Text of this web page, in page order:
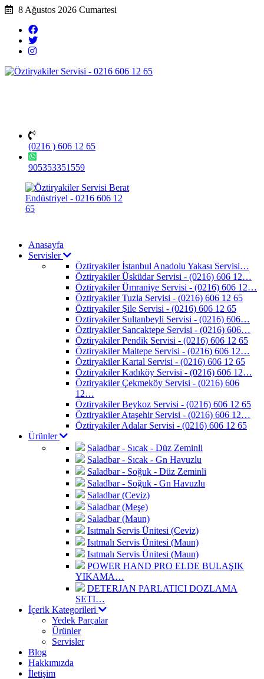
8 Ağustos 2026 Cumartesi
(0216 ) 606 12 65
905353351559
Anasayfa
Servisler
Öztiryakiler İstanbul Anadolu Yakası Servisi…
Öztiryakiler Üsküdar Servisi - (0216) 606 12…
Öztiryakiler Ümraniye Servisi - (0216) 606 12…
Öztiryakiler Tuzla Servisi - (0216) 606 12 65
Öztiryakiler Şile Servisi - (0216) 606 12 65
Öztiryakiler Sultanbeyli Servisi - (0216) 606…
Öztiryakiler Sancaktepe Servisi - (0216) 606…
Öztiryakiler Pendik Servisi - (0216) 606 12 65
Öztiryakiler Maltepe Servisi - (0216) 606 12…
Öztiryakiler Kartal Servisi - (0216) 606 12 65
Öztiryakiler Kadıköy Servisi - (0216) 606 12…
Öztiryakiler Çekmeköy Servisi - (0216) 606
12…
Öztiryakiler Beykoz Servisi - (0216) 606 12 65
Öztiryakiler Ataşehir Servisi - (0216) 606 12…
Öztiryakiler Adalar Servisi - (0216) 606 12 65
Ürünler
Saladbar - Sıcak - Düz Zeminli
Saladbar - Sıcak - Gn Havuzlu
Saladbar - Soğuk - Düz Zeminli
Saladbar - Soğuk - Gn Havuzlu
Saladbar (Ceviz)
Saladbar (Meşe)
Saladbar (Maun)
Isıtmalı Servis Ünitesi (Ceviz)
Isıtmalı Servis Ünitesi (Maun)
Isıtmalı Servis Ünitesi (Maun)
POWER HAND PRO ELDE BULAŞIK
YIKAMA…
DETERJAN PARLATICI DOZLAMA
SETI…
İçerik Kategorileri
Yedek Parçalar
Ürünler
Servisler
Blog
Hakkımızda
İletişim